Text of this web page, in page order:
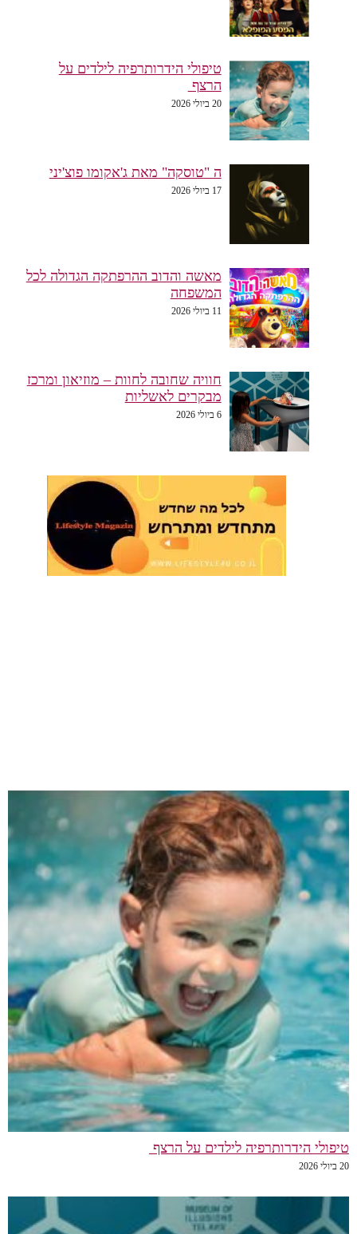
טיפולי הידרותרפיה לילדים על
הרצף
20 ביולי 2026
ה "טוסקה" מאת ג'אקומו פוצ'יני
17 ביולי 2026
מאשה והדוב ההרפתקה הגדולה לכל
המשפחה
11 ביולי 2026
חוויה שחובה לחוות – מוזיאון ומרכז
מבקרים לאשליות
6 ביולי 2026
טיפולי הידרותרפיה לילדים על הרצף
20 ביולי 2026